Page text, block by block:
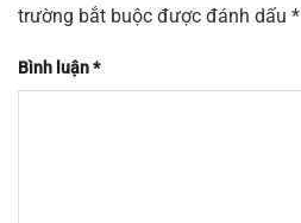
trường bắt buộc được đánh dấu *
Bình luận*